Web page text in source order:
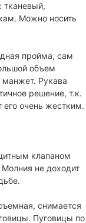
тканевый,
Можно носить
пройма, сам
объем
манжет. Рукава
решение, т.к.
его очень жестким.
клапаном
не доходит
снимается
Пуговицы по